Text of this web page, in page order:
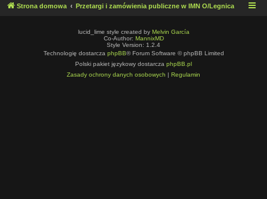
Strona domowa Przetargi i zamówienia publiczne w IMN O/Legnica
lucid_lime style created by Melvin García
Co-Author: MannixMD
Style Version: 1.2.4
Technologię dostarcza phpBB® Forum Software © phpBB Limited
Polski pakiet językowy dostarcza phpBB.pl
Zasady ochrony danych osobowych | Regulamin